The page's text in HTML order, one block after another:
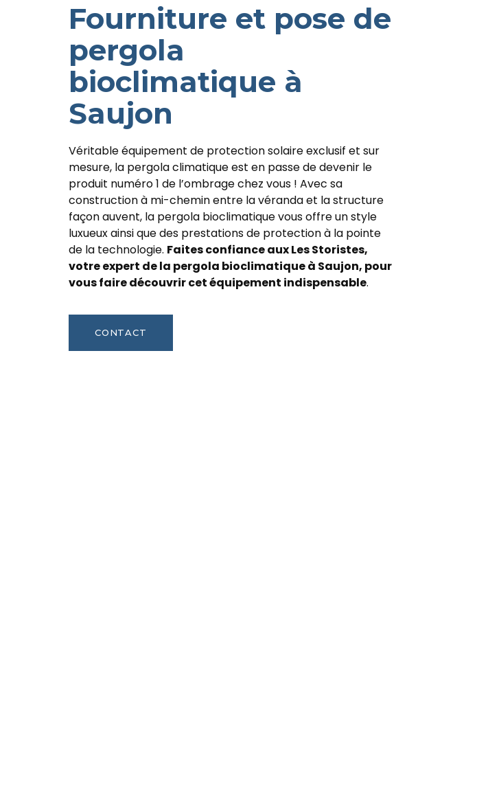
Fourniture et pose de
pergola
bioclimatique à
Saujon
Véritable équipement de protection solaire exclusif et sur
mesure, la pergola climatique est en passe de devenir le
produit numéro 1 de l’ombrage chez vous ! Avec sa
construction à mi-chemin entre la véranda et la structure
façon auvent, la pergola bioclimatique vous offre un style
luxueux ainsi que des prestations de protection à la pointe
de la technologie. Faites confiance aux Les Storistes,
votre expert de la pergola bioclimatique à Saujon, pour
vous faire découvrir cet équipement indispensable.
CONTACT